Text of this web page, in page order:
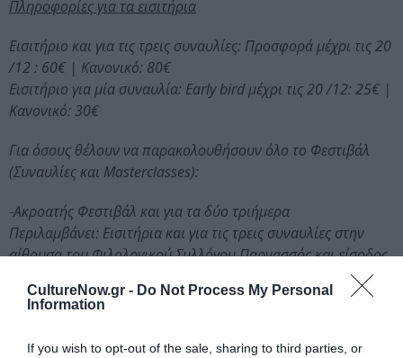
CultureNow.gr - Do Not Process My Personal
Information
If you wish to opt-out of the sale, sharing to third parties, or
Πληροφορίες για τα εισιτήρια
Εισιτήριο και για τις τρεις συναυλίες: Προσφορά μέχρι τις 20
/12 : 60€ | Κανονικό: 80€
Εισιτήριο για μία συναυλία: Early bird μέχρι τις 20 /12: 25€ |
Κανονικό: 30€
Για όσους θέλουν να παρακολουθήσουν όλο το Φεστιβάλ
(Συναυλίες και Masterclasses):
-Ακροατής Φεστιβάλ και για τα δύο τριήμερα
Περιλαμβάνει: Εισιτήρια και για τις τρεις συναυλίες στην
αίθουσα του Φιλολογικού Συλλόγου Παρνασσός και είσοδος
συνολικής διάρκειας άνω των 20 ωρών που θα διεξαχθούν
Κανονικό: 190€